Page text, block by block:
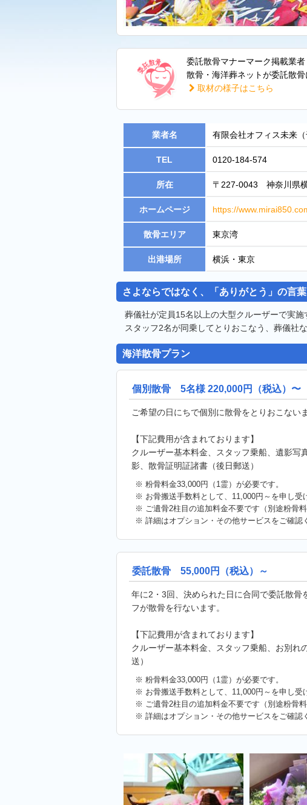
委託散骨マナーマーク掲載業者
散骨・海洋葬ネットが委託散骨
取材の様子はこちら
業者名 有限会社オフィス未来（
TEL 0120-184-574
所在 〒227-0043 神奈川県
ホームページ https://
散骨エリア 東京湾
出港場所 横浜・東京
さよならではなく、「ありがとう」の言
葬儀社が定員15名以上の大型クルーザーで実施
スタッフ2名が同乗してとりおこなう、葬儀社
海洋散骨プラン
個別散骨 5名様 220,000円（税込）〜
ご希望の日にちで個別に散骨をとりおこないま
【下記費用が含まれております】
クルーザー基本料金、スタッフ乗船、遺影写
影、散骨証明証諸書（後日郵送）
※ 粉骨料金33,000円（1霊）が必要です。
※ お骨搬送手数料として、11,000円～を申し受
※ ご遺骨2柱目の追加料金不要です（別途粉骨料
※ 詳細はオプション・その他サービスをご確認
委託散骨 55,000円（税込）～
年に2・3回、決められた日に合同で委託散
フが散骨を行ないます。
【下記費用が含まれております】
クルーザー基本料金、スタッフ乗船、お別れ
送）
※ 粉骨料金33,000円（1霊）が必要です。
※ お骨搬送手数料として、11,000円～を申し受
※ ご遺骨2柱目の追加料金不要です（別途粉骨料
※ 詳細はオプション・その他サービスをご確認